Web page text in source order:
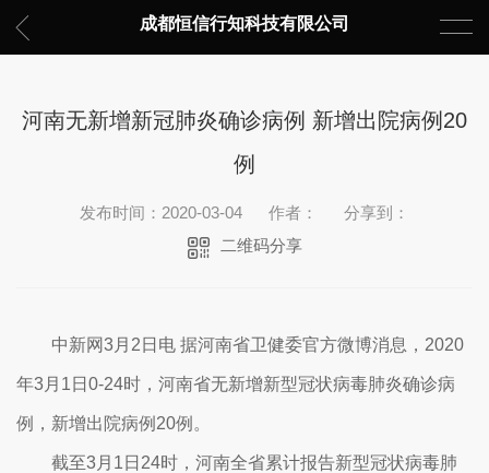
成都恒信行知科技有限公司
河南无新增新冠肺炎确诊病例 新增出院病例20
例
发布时间：2020-03-04 作者：
分享到：
二维码分享
中新网3月2日电 据河南省卫健委官方微博消息，2020
年3月1日0-24时，河南省无新增新型冠状病毒肺炎确诊病
例，新增出院病例20例。
截至3月1日24时，河南全省累计报告新型冠状病毒肺